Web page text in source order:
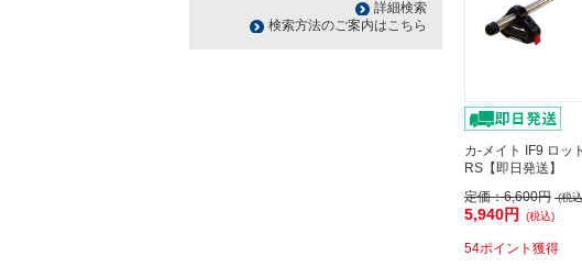
カ-メイト IF9 ロッ
RS【即日発送】
定価：6,600円 (税
5,940円 (税込)
54ポイント獲得
詳細検索
検索方法のご案内はこちら